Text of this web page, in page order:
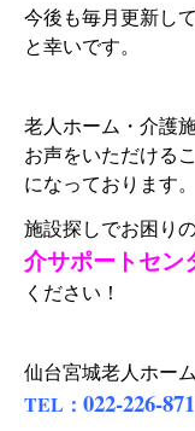
今後も毎月更新し
と幸いです。
老人ホーム・介護
お声をいただける
になっております。
施設探しでお困り
介サポートセン
ください！
仙台宮城老人ホー
TEL： 022-226-